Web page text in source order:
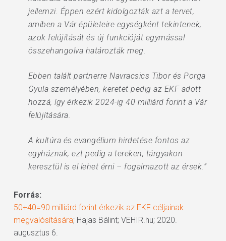
jellemzi. Éppen ezért kidolgozták azt a tervet,
amiben a Vár épületeire egységként tekintenek,
azok felújítását és új funkcióját egymással
összehangolva határozták meg.
Ebben talált partnerre Navracsics Tibor és Porga
Gyula személyében, keretet pedig az EKF adott
hozzá, így érkezik 2024-ig 40 milliárd forint a Vár
felújítására.
A kultúra és evangélium hirdetése fontos az
egyháznak, ezt pedig a tereken, tárgyakon
keresztül is el lehet érni – fogalmazott az érsek.”
Forrás:
50+40=90 milliárd forint érkezik az EKF céljainak
megvalósítására; Hajas Bálint; VEHIR.hu; 2020.
augusztus 6.